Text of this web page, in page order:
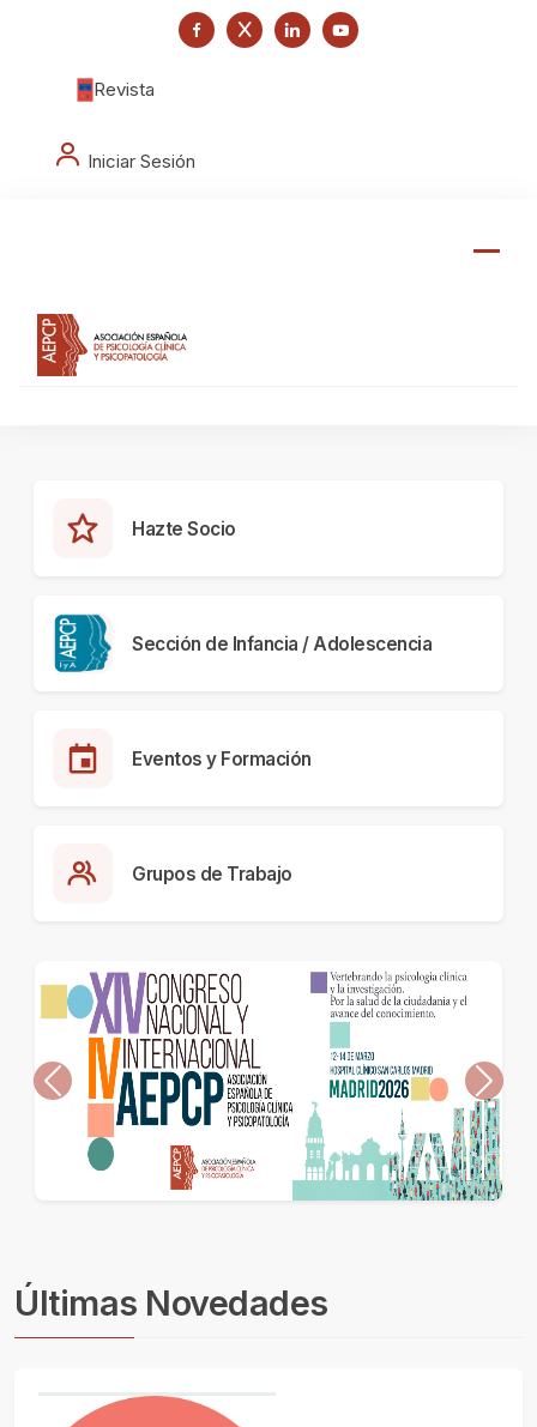
Revista
Iniciar Sesión
Hazte Socio
Sección de Infancia / Adolescencia
Eventos y Formación
Grupos de Trabajo
Anterior
Últimas Novedades